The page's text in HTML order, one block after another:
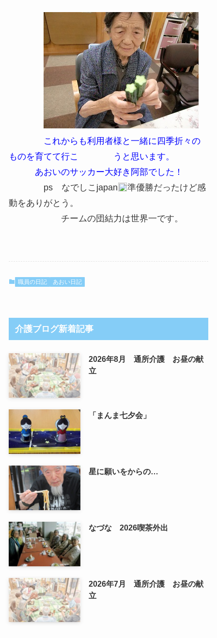
これからも利用者様と一緒に四季折々の
ものを育てて行こ うと思います。
あおいのサッカー大好き阿部でした！
ps なでしこjapan
準優勝だったけど感
動をありがとう。
チームの団結力は世界一です。
職員の日記 あおい日記
介護ブログ新着記事
2026年8月 通所介護 お昼の献
立
「まんま七夕会」
星に願いをからの…
なづな 2026喫茶外出
2026年7月 通所介護 お昼の献
立